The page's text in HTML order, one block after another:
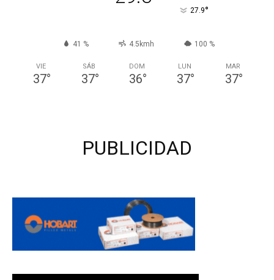
27.9°
41 % 4.5kmh 100 %
VIE
37°
SÁB
37°
DOM
36°
LUN
37°
MAR
37°
PUBLICIDAD